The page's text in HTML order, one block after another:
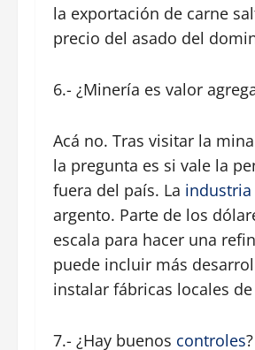
la exportación de carne
precio del asado del
6.- ¿Minería es valor
Acá no. Tras visitar la
la pregunta es si vale la
fuera del país. La industria
argento. Parte de los
escala para hacer una
puede incluir más
instalar fábricas locales
7.- ¿Hay buenos controles?